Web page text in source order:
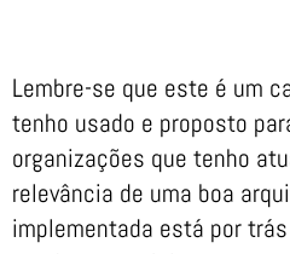
Lembre-se que este é um
tenho usado e proposto
organizações que tenho
relevância de uma boa
implementada está por